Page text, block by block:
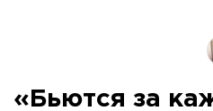
«Бьются за